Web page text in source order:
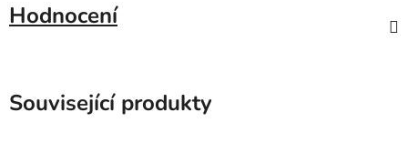
Hodnocení
Související produkty